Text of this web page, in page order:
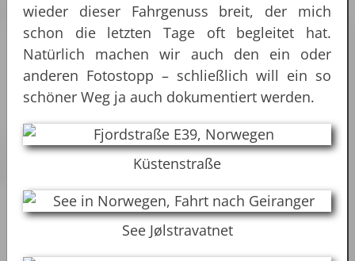
wieder dieser Fahrgenuss breit, der mich
schon die letzten Tage oft begleitet hat.
Natürlich machen wir auch den ein oder
anderen Fotostopp – schließlich will ein so
schöner Weg ja auch dokumentiert werden.
Küstenstraße
See Jølstravatnet